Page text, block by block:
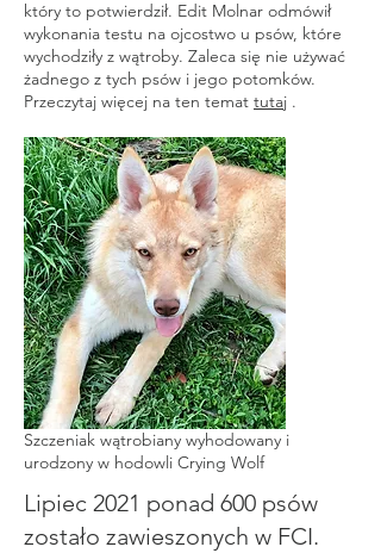
który to potwierdził. Edit Molnar odmówił
wykonania testu na ojcostwo u psów, które
wychodziły z wątroby. Zaleca się nie używać
żadnego z tych psów i jego potomków.
Przeczytaj więcej na ten temat tutaj .
Szczeniak wątrobiany wyhodowany i
urodzony w hodowli Crying Wolf
Lipiec 2021 ponad 600 psów
zostało zawieszonych w FCI.